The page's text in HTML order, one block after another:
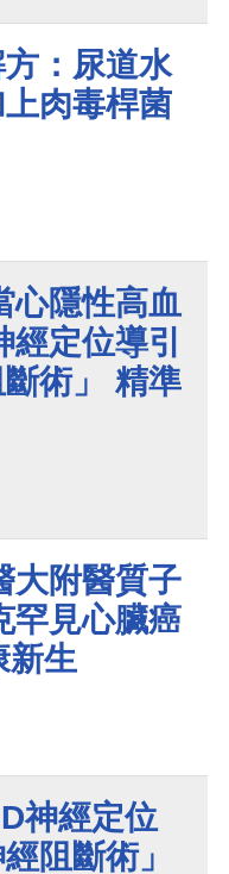
：尿道水
肉毒桿菌
心隱性高血
定位導引
術」 精準
大附醫質子
罕見心臟癌
新生
神經定位
阻斷術」